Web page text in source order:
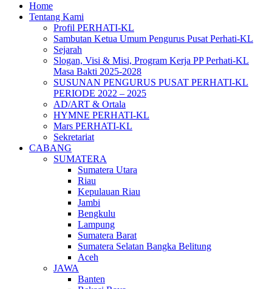
Home
Tentang Kami
Profil PERHATI-KL
Sambutan Ketua Umum Pengurus Pusat Perhati-KL
Sejarah
Slogan, Visi & Misi, Program Kerja PP Perhati-KL
Masa Bakti 2025-2028
SUSUNAN PENGURUS PUSAT PERHATI-KL
PERIODE 2022 – 2025
AD/ART & Ortala
HYMNE PERHATI-KL
Mars PERHATI-KL
Sekretariat
CABANG
SUMATERA
Sumatera Utara
Riau
Kepulauan Riau
Jambi
Bengkulu
Lampung
Sumatera Barat
Sumatera Selatan Bangka Belitung
Aceh
JAWA
Banten